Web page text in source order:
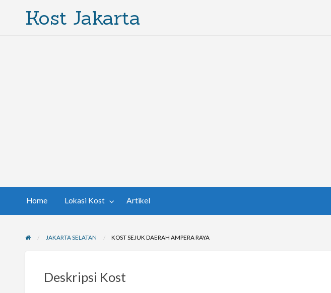
Kost Jakarta
Home Lokasi Kost Artikel
JAKARTA SELATAN KOST SEJUK DAERAH AMPERA RAYA
Deskripsi Kost